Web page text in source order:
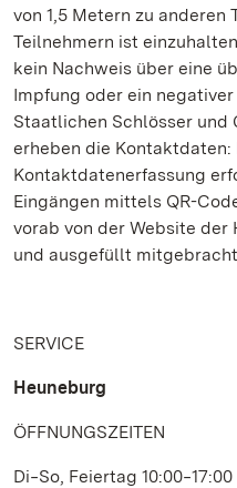
von 1,5 Metern zu anderen
Teilnehmern ist
kein Nachweis über eine
Impfung oder ein
Staatlichen Schlösser und
erheben die
Kontaktdatenerfassung
Eingängen mittels QR-
vorab von der Website
und ausgefüllt
SERVICE
Heuneburg
ÖFFNUNGSZEITEN
Di‒So, Feiertag